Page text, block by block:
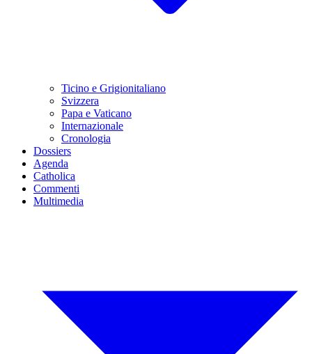
Ticino e Grigionitaliano
Svizzera
Papa e Vaticano
Internazionale
Cronologia
Dossiers
Agenda
Catholica
Commenti
Multimedia